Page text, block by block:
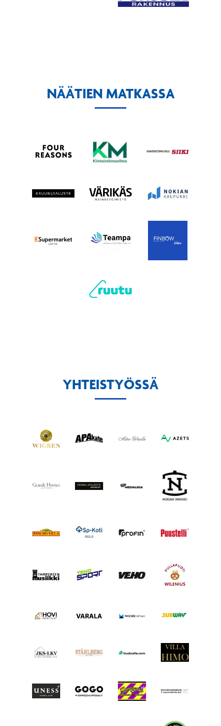
NÄÄTIEN MATKASSA
YHTEISTYÖSSÄ